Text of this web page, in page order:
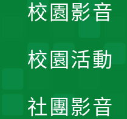
校園影音
校園活動
社團影音